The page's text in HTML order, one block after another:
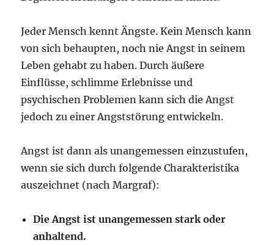
Jeder Mensch kennt Ängste. Kein Mensch kann
von sich behaupten, noch nie Angst in seinem
Leben gehabt zu haben. Durch äußere
Einflüsse, schlimme Erlebnisse und
psychischen Problemen kann sich die Angst
jedoch zu einer Angststörung entwickeln.
Angst ist dann als unangemessen einzustufen,
wenn sie sich durch folgende Charakteristika
auszeichnet (nach Margraf):
Die Angst ist unangemessen stark oder
anhaltend.